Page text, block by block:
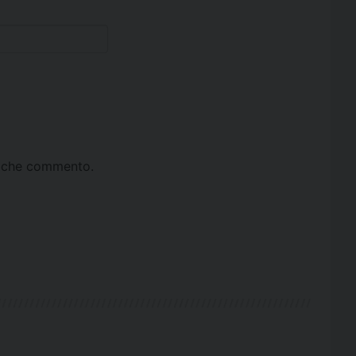
commento.